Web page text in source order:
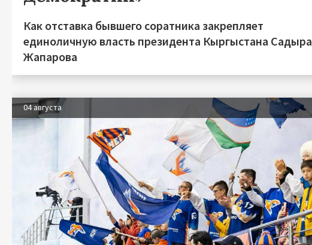
Как отставка бывшего соратника закрепляет
единоличную власть президента Кыргыстана Садыра
Жапарова
04 августа